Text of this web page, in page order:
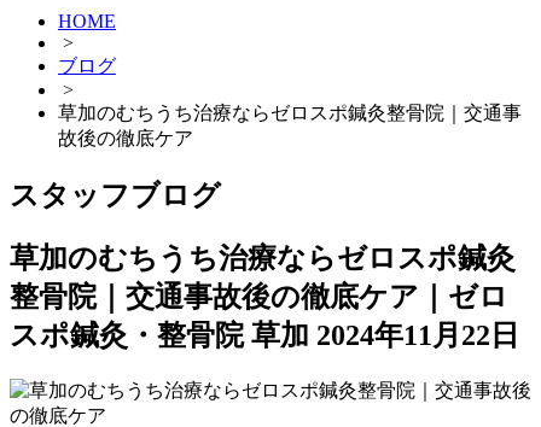
HOME
>
ブログ
>
草加のむちうち治療ならゼロスポ鍼灸整骨院｜交通事
故後の徹底ケア
スタッフブログ
草加のむちうち治療ならゼロスポ鍼灸
整骨院｜交通事故後の徹底ケア｜ゼロ
スポ鍼灸・整骨院 草加 2024年11月22日